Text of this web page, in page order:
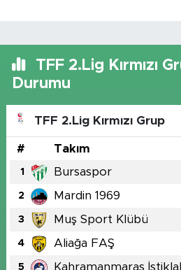
TFF 2.Lig Kırmızı
Durumu
TFF 2.Lig Kırmızı Grup
# Takım
1 Bursaspor
2 Mardin 1969
3 Muş Sport Klübü
4 Aliağa FAŞ
5 Kahramanmaraş